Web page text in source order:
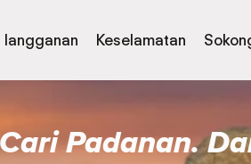
langganan Keselamatan
Padanan.